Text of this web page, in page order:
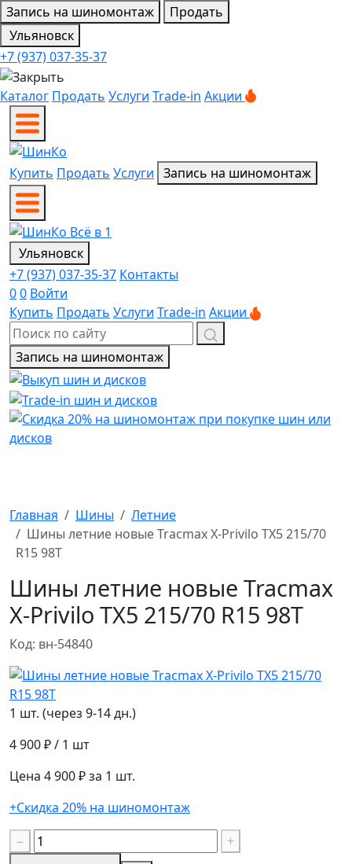
Запись на шиномонтаж
Продать
Ульяновск
+7 (937) 037-35-37
Каталог Продать Услуги Trade-in Акции
Купить Продать Услуги Запись на шиномонтаж
Ульяновск
+7 (937) 037-35-37 Контакты
00 Войти
Купить Продать Услуги Trade-in Акции
Запись на шиномонтаж
Главная Шины
Летние
Шины летние новые Tracmax X-Privilo TX5 215/70
R15 98T
Шины летние новые Tracmax
X-Privilo TX5 215/70 R15 98T
Код: вн-54840
1 шт. (через 9-14 дн.)
4 900 ₽/ 1 шт
Цена 4 900 ₽ за 1 шт.
+Скидка 20% на шиномонтаж
−
+